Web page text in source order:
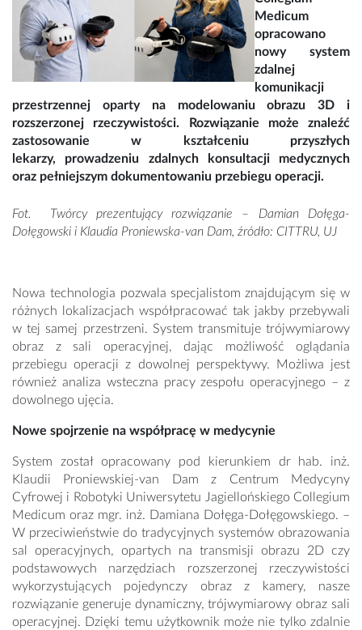
Medicum
opracowano
nowy system
zdalnej
komunikacji
przestrzennej oparty na modelowaniu obrazu 3D i
rozszerzonej rzeczywistości. Rozwiązanie może znaleźć
zastosowanie w kształceniu przyszłych
lekarzy, prowadzeniu zdalnych konsultacji medycznych
oraz pełniejszym dokumentowaniu przebiegu operacji.
Fot. Twórcy prezentujący rozwiązanie – Damian Dołęga-
Dołęgowski i Klaudia Proniewska-van Dam, źródło: CITTRU, UJ
Nowa technologia pozwala specjalistom znajdującym się w
różnych lokalizacjach współpracować tak jakby przebywali
w tej samej przestrzeni. System transmituje trójwymiarowy
obraz z sali operacyjnej, dając możliwość oglądania
przebiegu operacji z dowolnej perspektywy. Możliwa jest
również analiza wsteczna pracy zespołu operacyjnego – z
dowolnego ujęcia.
Nowe spojrzenie na współpracę w medycynie
System został opracowany pod kierunkiem dr hab. inż.
Klaudii Proniewskiej-van Dam z Centrum Medycyny
Cyfrowej i Robotyki Uniwersytetu Jagiellońskiego Collegium
Medicum oraz mgr. inż. Damiana Dołęga-Dołęgowskiego. –
W przeciwieństwie do tradycyjnych systemów obrazowania
sal operacyjnych, opartych na transmisji obrazu 2D czy
podstawowych narzędziach rozszerzonej rzeczywistości
wykorzystujących pojedynczy obraz z kamery, nasze
rozwiązanie generuje dynamiczny, trójwymiarowy obraz sali
operacyjnej. Dzięki temu użytkownik może nie tylko zdalnie